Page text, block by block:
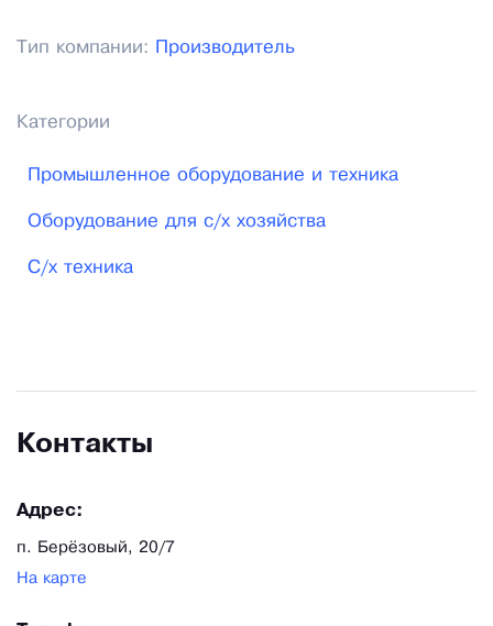
зерна, обладающим высокими посевными и
калибровки по удельному весу.
Тип компании: Производитель
Категории
Промышленное оборудование и техника
Оборудование для с/х хозяйства
С/х техника
Контакты
Адрес:
п. Берёзовый, 20/7
На карте